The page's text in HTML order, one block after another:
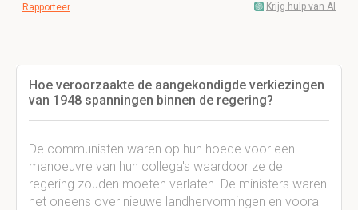
Rapporteer Krijg hulp van AI
Hoe veroorzaakte de aangekondigde verkiezingen
van 1948 spanningen binnen de regering?
De communisten waren op hun hoede voor een
manoeuvre van hun collega's waardoor ze de
regering zouden moeten verlaten. De ministers waren
het oneens over nieuwe landhervormingen en vooral